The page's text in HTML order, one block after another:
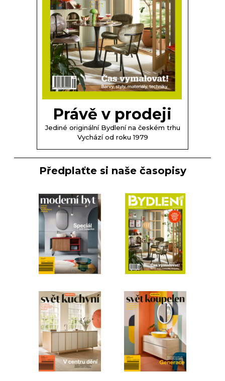
Právě v prodeji
Jediné originální Bydlení na českém trhu
Vychází od roku 1979
Předplaťte si naše časopisy